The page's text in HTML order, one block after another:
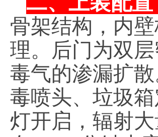
骨架结构，内
理。后门为双
毒气的渗漏扩
毒喷头、垃圾
灯开启，辐射